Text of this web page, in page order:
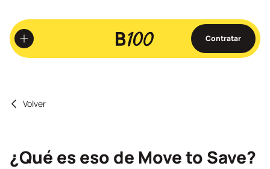
Ir
al
contenido
principal
Contratar
Volver
¿Qué es eso de Move to Save?